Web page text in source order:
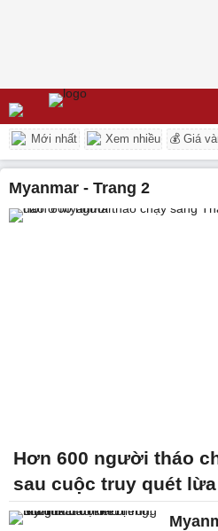
Mới nhất Xem nhiều 💰 Giá
myanmar - Trang 2
Hơn 600 người tháo
sau cuộc truy quét